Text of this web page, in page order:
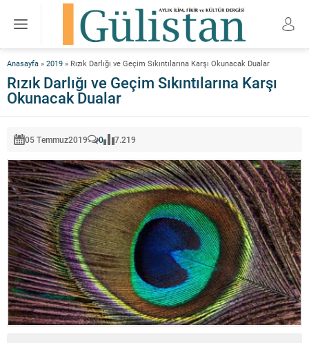
Anasayfa » 2019 » Rızık Darlığı ve Geçim Sıkıntılarına Karşı Okunacak Dualar
Rızık Darlığı ve Geçim Sıkıntılarına Karşı
Okunacak Dualar
05 Temmuz2019 0 7.219